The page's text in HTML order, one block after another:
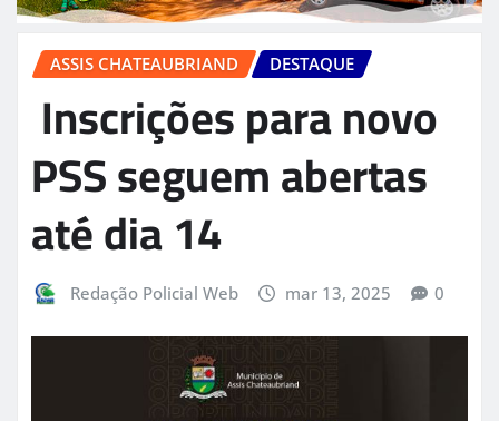
ASSIS CHATEAUBRIAND DESTAQUE
Inscrições para novo
PSS seguem abertas
até dia 14
Redação Policial Web mar 13, 2025 0